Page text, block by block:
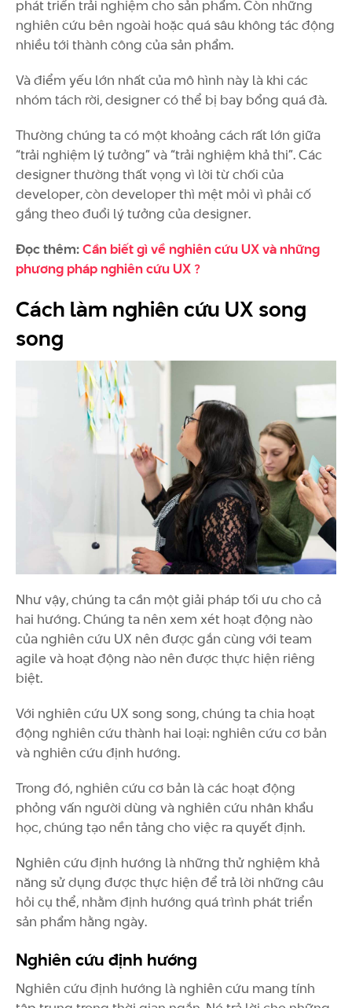
phát triển trải nghiệm cho sản phẩm. Còn những
nghiên cứu bên ngoài hoặc quá sâu không tác động
nhiều tới thành công của sản phẩm.
Và điểm yếu lớn nhất của mô hình này là khi các
nhóm tách rời, designer có thể bị bay bổng quá đà.
Thường chúng ta có một khoảng cách rất lớn giữa
“trải nghiệm lý tưởng” và “trải nghiệm khả thi”. Các
designer thường thất vọng vì lời từ chối của
developer, còn developer thì mệt mỏi vì phải cố
gắng theo đuổi lý tưởng của designer.
Đọc thêm:Cần biết gì về nghiên cứu UX và những
phương pháp nghiên cứu UX ?
Cách làm nghiên cứu UX song
song
Như vậy, chúng ta cần một giải pháp tối ưu cho cả
hai hướng. Chúng ta nên xem xét hoạt động nào
của nghiên cứu UX nên được gắn cùng với team
agile và hoạt động nào nên được thực hiện riêng
biệt.
Với nghiên cứu UX song song, chúng ta chia hoạt
động nghiên cứu thành hai loại: nghiên cứu cơ bản
và nghiên cứu định hướng.
Trong đó, nghiên cứu cơ bản là các hoạt động
phỏng vấn người dùng và nghiên cứu nhân khẩu
học, chúng tạo nền tảng cho việc ra quyết định.
Nghiên cứu định hướng là những thử nghiệm khả
năng sử dụng được thực hiện để trả lời những câu
hỏi cụ thể, nhằm định hướng quá trình phát triển
sản phẩm hằng ngày.
Nghiên cứu định hướng
Nghiên cứu định hướng là nghiên cứu mang tính